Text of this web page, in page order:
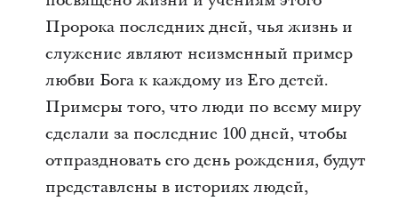
Пророка последних дней, чья жизнь и
служение являют неизменный пример
любви Бога к каждому из Его детей.
Примеры того, что люди по всему миру
сделали за последние 100 дней, чтобы
отпраздновать его день рождения, будут
представлены в историях людей,